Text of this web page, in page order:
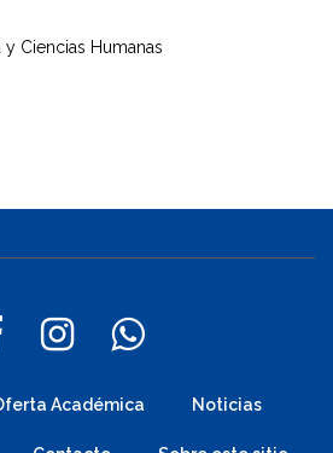
Ciencias Humanas
Académica Noticias